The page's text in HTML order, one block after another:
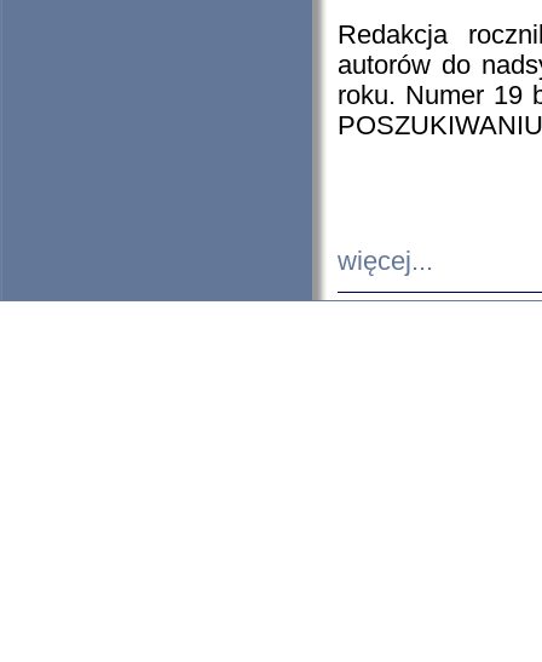
Redakcja
autorów do
roku. Numer 19
więcej...